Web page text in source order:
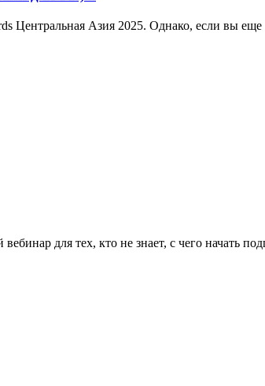
Центральная Азия 2025. Однако, если вы еще
для тех, кто не знает, с чего начать